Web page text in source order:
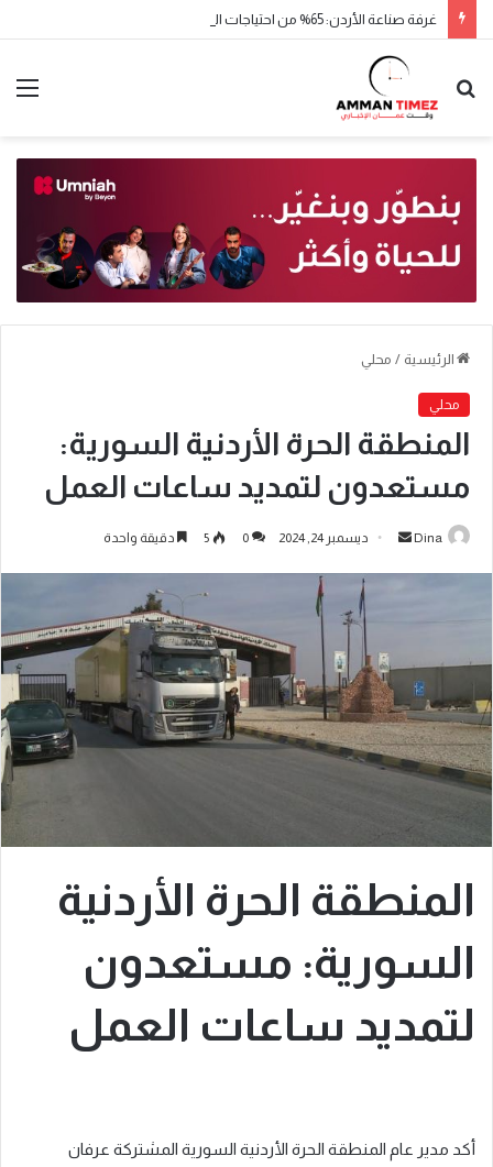
الرئيسية / محلي
محلي
المنطقة الحرة الأردنية السورية:
مستعدون لتمديد ساعات العمل
Dina ديسمبر 24, 2024 0
5 دقيقة واحدة
المنطقة الحرة الأردنية
السورية: مستعدون
لتمديد ساعات العمل
أكد مدير عام المنطقة الحرة الأردنية السورية المشتركة عرفان